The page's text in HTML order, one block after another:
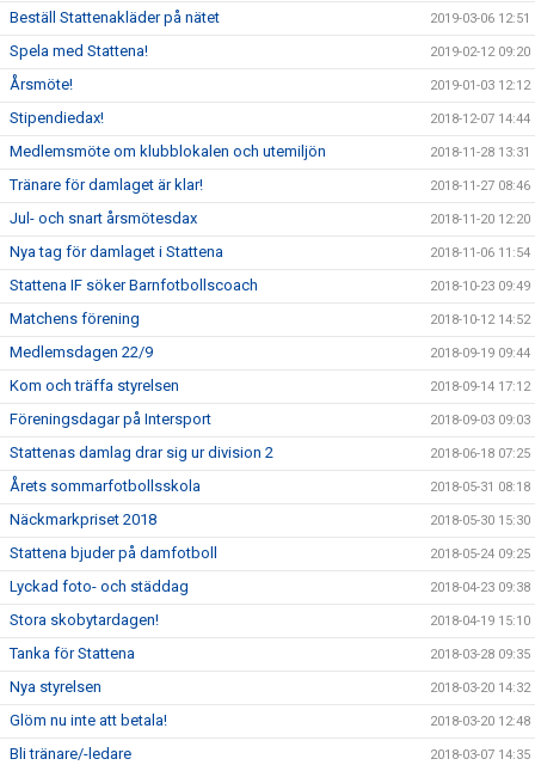
Beställ Stattenakläder på nätet 2019-03-06 12:51
Spela med Stattena! 2019-02-12 09:20
Årsmöte! 2019-01-03 12:12
Stipendiedax! 2018-12-07 14:44
Medlemsmöte om klubblokalen och utemiljön 2018-11-28 13:31
Tränare för damlaget är klar! 2018-11-27 08:46
Jul- och snart årsmötesdax 2018-11-20 12:20
Nya tag för damlaget i Stattena 2018-11-06 11:54
Stattena IF söker Barnfotbollscoach 2018-10-23 09:49
Matchens förening 2018-10-12 14:52
Medlemsdagen 22/9 2018-09-19 09:44
Kom och träffa styrelsen 2018-09-14 17:12
Föreningsdagar på Intersport 2018-09-03 09:03
Stattenas damlag drar sig ur division 2 2018-06-18 07:25
Årets sommarfotbollsskola 2018-05-31 08:18
Näckmarkpriset 2018 2018-05-30 15:30
Stattena bjuder på damfotboll 2018-05-24 09:25
Lyckad foto- och städdag 2018-04-23 09:38
Stora skobytardagen! 2018-04-19 15:10
Tanka för Stattena 2018-03-28 09:35
Nya styrelsen 2018-03-20 14:32
Glöm nu inte att betala! 2018-03-20 12:48
Bli tränare/-ledare 2018-03-07 14:35